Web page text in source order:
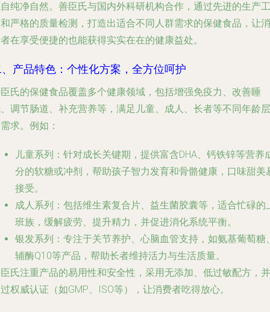
纯净自然。善臣氏与国内外科研机构合作，通过先进的生产工
严格的质量检测，打造出适合不同人群需求的保健食品，让消
在享受便捷的也能获得实实在在的健康益处。
产品特色：个性化方案，全方位呵护
氏的保健食品覆盖多个健康领域，包括增强免疫力、改善睡
调节肠道、补充营养等，满足儿童、成人、长者等不同年龄层
求。例如：
儿童系列 ：针对成长关键期，提供富含DHA、钙铁锌等营养
分的软糖或冲剂，帮助孩子智力发育和骨骼健康，口味甜美
接受。
成人系列 ：包括维生素复合片、益生菌胶囊等，适合忙碌的
班族，缓解疲劳、提升精力，并促进消化系统平衡。
银发系列 ：专注于关节养护、心脑血管支持，如氨基葡萄糖
辅酶Q10等产品，帮助长者维持活力与生活质量。
氏注重产品的易用性和安全性，采用无添加、低过敏配方，并
权威认证（如GMP、ISO等），让消费者吃得放心。